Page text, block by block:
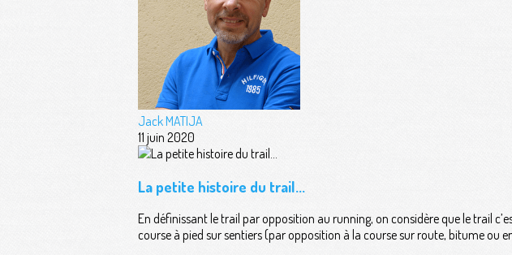
Jack MATIJA
11 juin 2020
La petite histoire du trail...
En définissant le trail par opposition au running, on considère que le trail
course à pied sur sentiers (par opposition à la course sur route, bitume ou